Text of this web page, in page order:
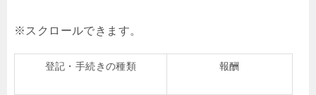
登記・手続きの種類 報酬